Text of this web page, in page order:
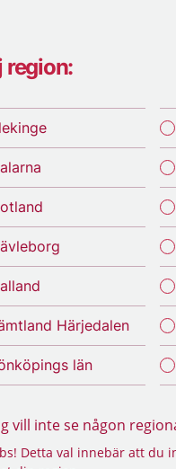
region:
Härjedalen
län
vill inte se någon
Detta val innebär att du